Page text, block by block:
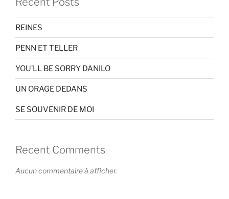
REINES
PENN ET TELLER
YOU’LL BE SORRY DANILO
UN ORAGE DEDANS
SE SOUVENIR DE MOI
Recent Comments
Aucun commentaire à afficher.